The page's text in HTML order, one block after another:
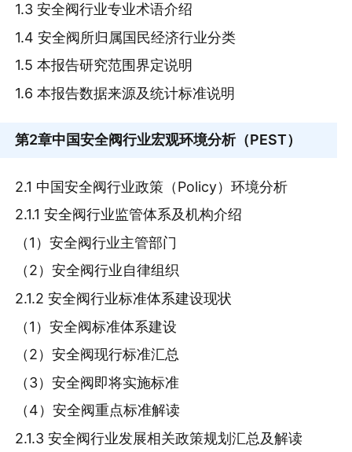
1.3 安全阀行业专业术语介绍
1.4 安全阀所归属国民经济行业分类
1.5 本报告研究范围界定说明
1.6 本报告数据来源及统计标准说明
第2章中国安全阀行业宏观环境分析（PEST）
2.1 中国安全阀行业政策（Policy）环境分析
2.1.1 安全阀行业监管体系及机构介绍
（1）安全阀行业主管部门
（2）安全阀行业自律组织
2.1.2 安全阀行业标准体系建设现状
（1）安全阀标准体系建设
（2）安全阀现行标准汇总
（3）安全阀即将实施标准
（4）安全阀重点标准解读
2.1.3 安全阀行业发展相关政策规划汇总及解读